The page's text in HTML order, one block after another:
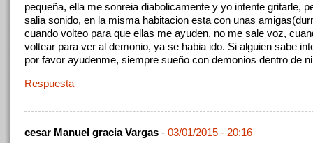
pequeña, ella me sonreia diabolicamente y yo intente gritarle,
salia sonido, en la misma habitacion esta con unas
cuando volteo para que ellas me ayuden, no me sale voz,
voltear para ver al demonio, ya se habia ido. Si alguien sabe
por favor ayudenme, siempre sueño con demonios dentro de
Respuesta
cesar Manuel gracia Vargas - 03/01/2015 - 20:16